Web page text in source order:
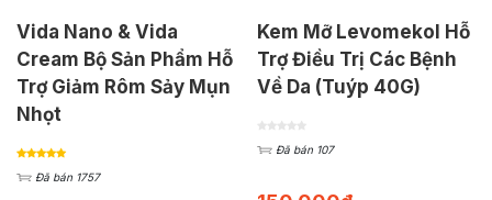
Vida Nano & Vida
Cream Bộ Sản Phẩm Hỗ
Trợ Giảm Rôm Sảy Mụn
Nhọt
Đã bán 1757
Kem Mỡ Levomekol Hỗ
Trợ Điều Trị Các Bệnh
Về Da (Tuýp 40G)
Đã bán 107